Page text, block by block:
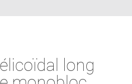
long